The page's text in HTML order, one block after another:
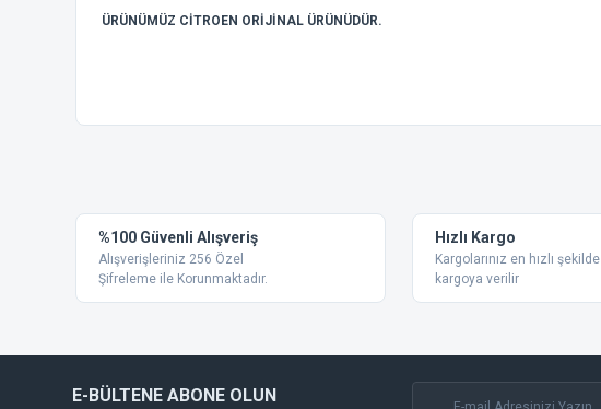
ÜRÜNÜMÜZ CİTROEN ORİJİNAL ÜRÜNÜDÜR.
Ürün resmi kalitesiz, bozuk veya görüntülenemiyor.
Ürün açıklamasında eksik bilgiler bulunuyor.
Ürün bilgilerinde hatalar bulunuyor.
Ürün fiyatı diğer sitelerden daha pahalı.
%100 Güvenli Alışveriş
Alışverişleriniz 256 Özel
Şifreleme ile Korunmaktadır.
Hızlı Kargo
Kargolarınız en hızlı şekilde
kargoya verilir
E-BÜLTENE ABONE OLUN